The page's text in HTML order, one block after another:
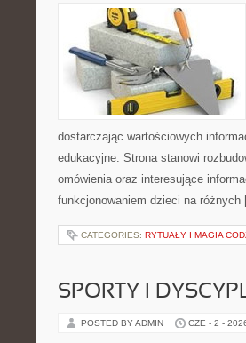
dostarczając wartościowych
edukacyjne. Strona stanowi
omówienia oraz interesujące
funkcjonowaniem dzieci na
CATEGORIES: RYTUAŁY I MAGIA
SPORTY I
POSTED BY ADMIN CZE - 2 -